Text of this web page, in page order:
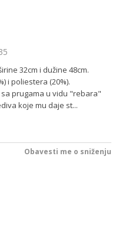
32cm i dužine 48cm.
i poliestera (20%).
prugama u vidu "rebara"
koje mu daje st...
Obavesti me o sniženju